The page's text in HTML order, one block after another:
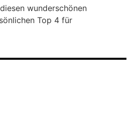
wunderschönen
Top 4 für